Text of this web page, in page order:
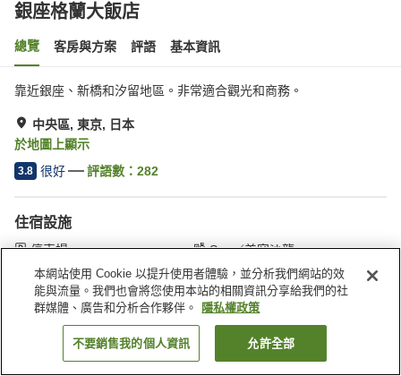
銀座格蘭大飯店
總覽 客房與方案 評語 基本資訊
靠近銀座、新橋和汐留地區。非常適合觀光和商務。
中央區, 東京, 日本
於地圖上顯示
3.8 很好 評語數： 282
住宿設施
停車場
Spa／美容沙龍
餐廳
休息室
首頁 日本 東京 中央區 銀座格蘭大飯店
找客房
本網站使用 Cookie 以提升使用者體驗，並分析我們網站的效
能與流量。我們也會將您使用本站的相關資訊分享給我們的社
群媒體、廣告和分析合作夥伴。
隱私權政策
不要銷售我的個人資訊 允許全部